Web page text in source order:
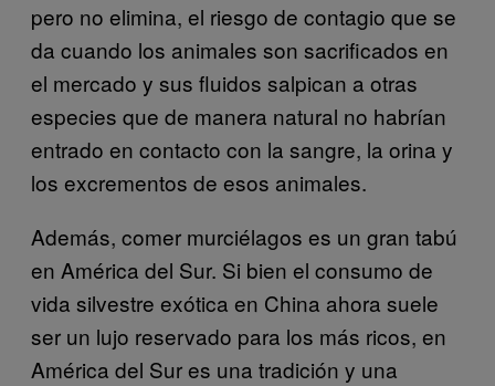
pero no elimina, el riesgo de contagio que se
da cuando los animales son sacrificados en
el mercado y sus fluidos salpican a otras
especies que de manera natural no habrían
entrado en contacto con la sangre, la orina y
los excrementos de esos animales.
Además, comer murciélagos es un gran tabú
en América del Sur. Si bien el consumo de
vida silvestre exótica en China ahora suele
ser un lujo reservado para los más ricos, en
América del Sur es una tradición y una